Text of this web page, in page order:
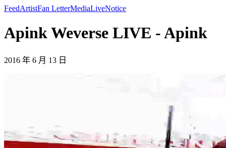
FeedArtistFan LetterMediaLiveNotice
Apink Weverse LIVE - Apink
2016 年 6 月 13 日